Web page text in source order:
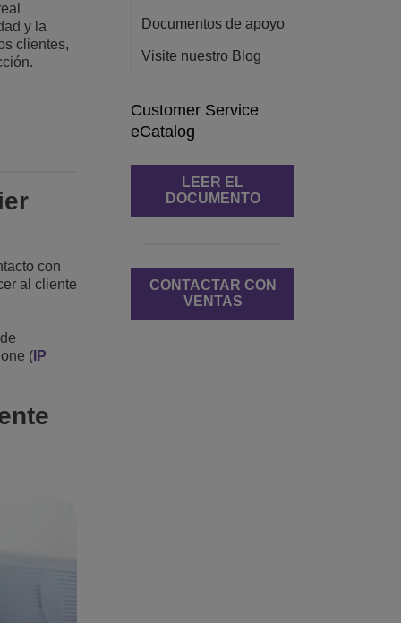
y la
clientes,
con
al cliente
( IP
Documentos de apoyo
Visite nuestro Blog
Customer Service
eCatalog
LEER EL
DOCUMENTO
CONTACTAR CON
VENTAS